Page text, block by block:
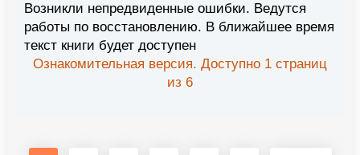
Возникли непредвиденные ошибки. Ведутся
работы по восстановлению. В ближайшее время
текст книги будет доступен
Ознакомительная версия. Доступно 1 страниц
из 6